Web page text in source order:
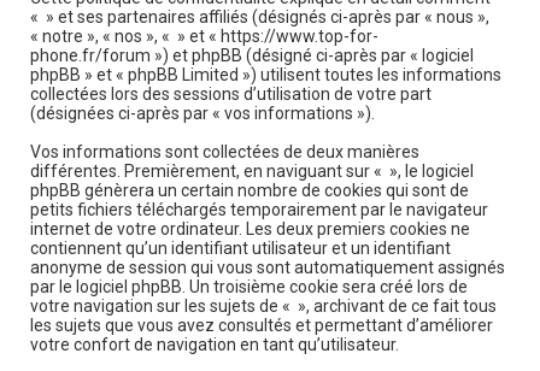
« » et ses partenaires affiliés (désignés ci-après par « nous »,
« notre », « nos », « » et « https://www.top-for-
phone.fr/forum ») et phpBB (désigné ci-après par « logiciel
phpBB » et « phpBB Limited ») utilisent toutes les informations
collectées lors des sessions d’utilisation de votre part
(désignées ci-après par « vos informations »).
Vos informations sont collectées de deux manières
différentes. Premièrement, en naviguant sur « », le logiciel
phpBB génèrera un certain nombre de cookies qui sont de
petits fichiers téléchargés temporairement par le navigateur
internet de votre ordinateur. Les deux premiers cookies ne
contiennent qu’un identifiant utilisateur et un identifiant
anonyme de session qui vous sont automatiquement assignés
par le logiciel phpBB. Un troisième cookie sera créé lors de
votre navigation sur les sujets de « », archivant de ce fait tous
les sujets que vous avez consultés et permettant d’améliorer
votre confort de navigation en tant qu’utilisateur.